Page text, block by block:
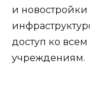
и новостройки
доступ ко
учреждениям.